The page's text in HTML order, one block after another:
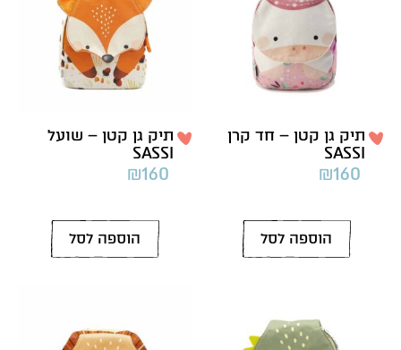
תיק גן קטן – חד קרן
SASSI
₪160
הוספה לסל
תיק גן קטן – שועל
SASSI
₪160
הוספה לסל